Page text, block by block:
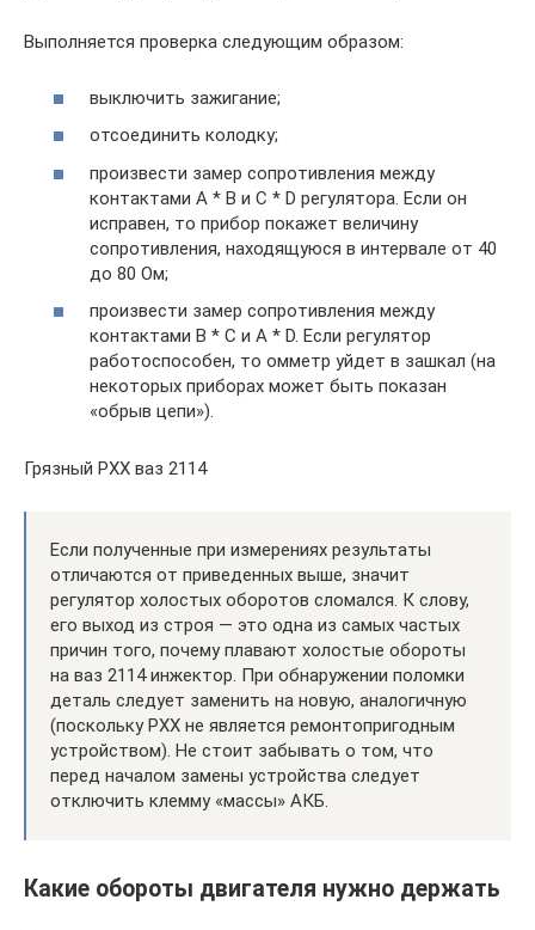
Выполняется проверка следующим образом:
выключить зажигание;
отсоединить колодку;
произвести замер сопротивления между
контактами A * B и C * D регулятора. Если он
исправен, то прибор покажет величину
сопротивления, находящуюся в интервале от 40
до 80 Ом;
произвести замер сопротивления между
контактами B * C и A * D. Если регулятор
работоспособен, то омметр уйдет в зашкал (на
некоторых приборах может быть показан
«обрыв цепи»).
Грязный РХХ ваз 2114
Если полученные при измерениях результаты
отличаются от приведенных выше, значит
регулятор холостых оборотов сломался. К слову,
его выход из строя — это одна из самых частых
причин того, почему плавают холостые обороты
на ваз 2114 инжектор. При обнаружении поломки
деталь следует заменить на новую, аналогичную
(поскольку РХХ не является ремонтопригодным
устройством). Не стоит забывать о том, что
перед началом замены устройства следует
отключить клемму «массы» АКБ.
Какие обороты двигателя нужно держать